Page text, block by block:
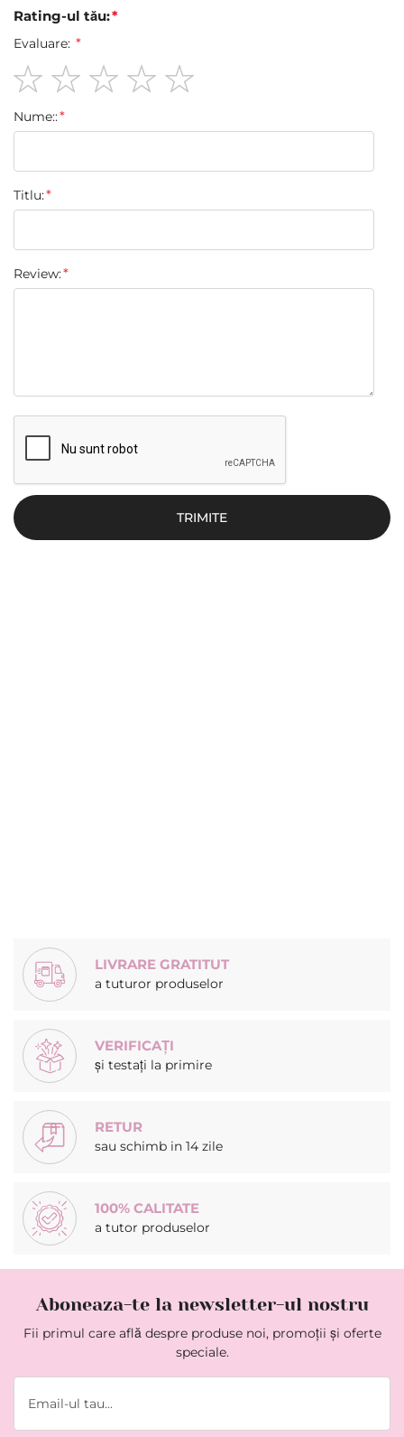
Rating-ul tău:
Evaluare:
star
stars
stars
stars
stars
Nume::
Titlu:
Review:
TRIMITE
LIVRARE GRATITUT
a tuturor produselor
VERIFICAȚI
și testați la primire
RETUR
sau schimb in 14 zile
100% CALITATE
a tutor produselor
Aboneaza-te la newsletter-ul nostru
Fii primul care află despre produse noi, promoții și oferte
speciale.